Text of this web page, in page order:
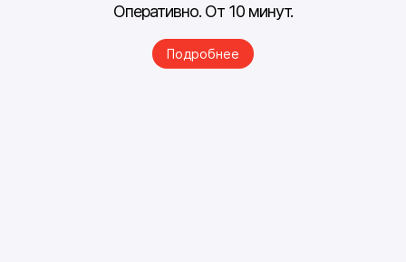
Оперативно. От 10 минут.
Подробнее